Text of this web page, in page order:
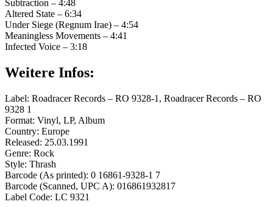
Subtraction – 4:48
Altered State – 6:34
Under Siege (Regnum Irae) – 4:54
Meaningless Movements – 4:41
Infected Voice – 3:18
Weitere Infos:
Label: Roadracer Records ‎– RO 9328-1, Roadracer Records ‎– RO
9328 1
Format: Vinyl, LP, Album
Country: Europe
Released: 25.03.1991
Genre: Rock
Style: Thrash
Barcode (As printed): 0 16861-9328-1 7
Barcode (Scanned, UPC A): 016861932817
Label Code: LC 9321